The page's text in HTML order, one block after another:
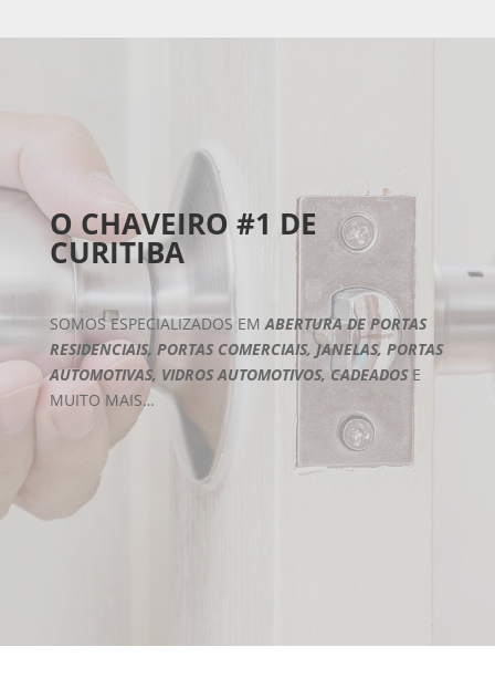
O CHAVEIRO #1 DE
CURITIBA
SOMOS ESPECIALIZADOS EM ABERTURA DE PORTAS
RESIDENCIAIS, PORTAS COMERCIAIS, JANELAS, PORTAS
AUTOMOTIVAS, VIDROS AUTOMOTIVOS, CADEADOS E
MUITO MAIS…